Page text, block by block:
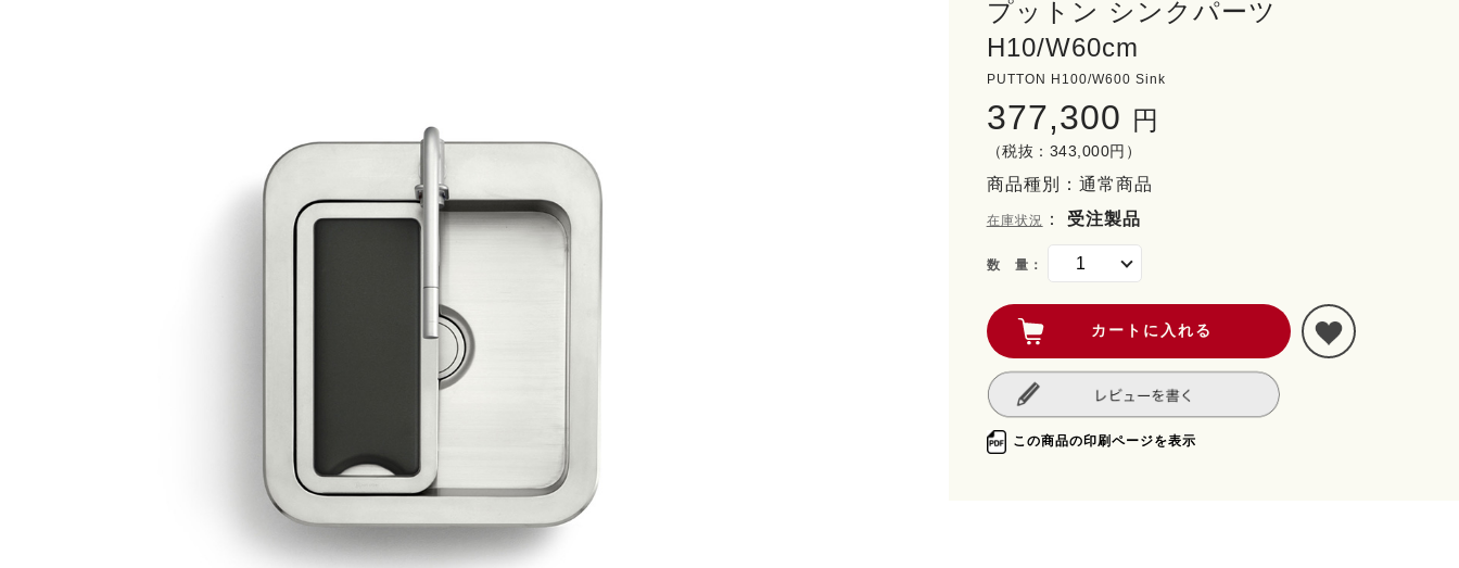
プットン シンクパーツ
H10/W60cm
PUTTON H100/W600 Sink
377,300 円
（税抜：343,000円）
商品種別：通常商品
在庫状況 ： 受注製品
数 量：
この商品の印刷ページを表示